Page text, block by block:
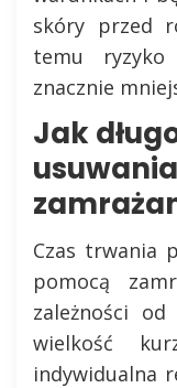
skóry przed
temu ryzyko
znacznie
Jak
Czas trwania
pomocą
zależności
wielkość
indywidualna